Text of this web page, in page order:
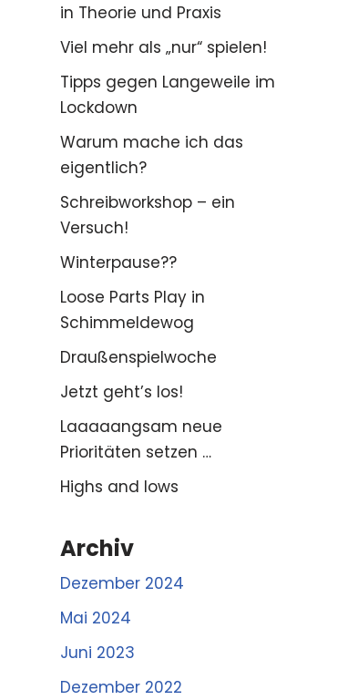
in Theorie und Praxis
Viel mehr als „nur“ spielen!
Tipps gegen Langeweile im
Lockdown
Warum mache ich das
eigentlich?
Schreibworkshop – ein
Versuch!
Winterpause??
Loose Parts Play in
Schimmeldewog
Draußenspielwoche
Jetzt geht’s los!
Laaaaangsam neue
Prioritäten setzen …
Highs and lows
Archiv
Dezember 2024
Mai 2024
Juni 2023
Dezember 2022